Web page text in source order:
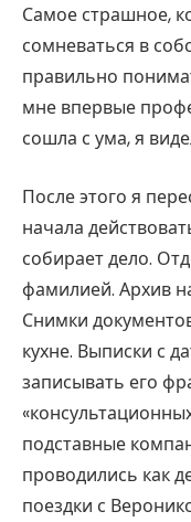
Самое страшное,
сомневаться в
правильно
мне впервые
сошла с ума, я
После этого я
начала
собирает дело.
фамилией. Архив
Снимки
кухне. Выписки с
записывать его
подставные
проводились как
поездки с